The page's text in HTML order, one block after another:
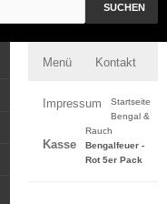
SUCHEN
Menü Kontakt
Impressum
Kasse
Startseite
Bengal &
Rauch
Bengalfeuer -
Rot 5er Pack